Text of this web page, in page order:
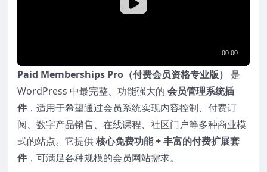
Paid Memberships Pro（付费会员资格专业版）
是
WordPress 中最完整、功能强大的 会员管理系统插
件 ，适用于希望通过会员系统实现内容控制、付费订
阅、数字产品销售、在线课程、社区门户等多种商业模
式的站点。它提供核心免费功能 + 丰富的付费扩展套
件 ，可满足各种规模的会员网站需求。